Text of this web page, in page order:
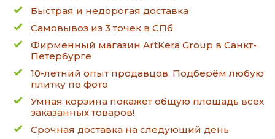
Быстрая и недорогая доставка
Самовывоз из 3 точек в СПб
Фирменный магазин ArtKera Group в Санкт-
Петербурге
10-летний опыт продавцов. Подберём любую
плитку по фото
Умная корзина покажет общую площадь всех
заказанных товаров!
Срочная доставка на следующий день